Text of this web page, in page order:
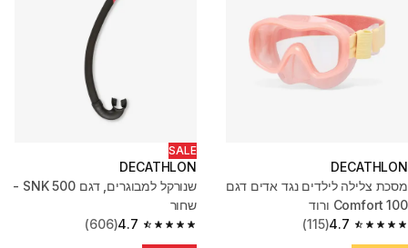
DECATHLON
מסכת צלילה לילדים נגד אדים דגם
100 Comfort ורוד
4.7
4.7 out of 5 stars from 115 reviews
(115)
SALE
DECATHLON
שנורקל למבוגרים, דגם SNK 500 -
שחור
4.7
4.7 out of 5 stars from 606 reviews
(606)